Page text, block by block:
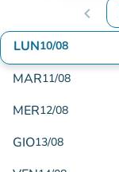
chevron_left
LUN10/08
MAR11/08
MER12/08
GIO13/08